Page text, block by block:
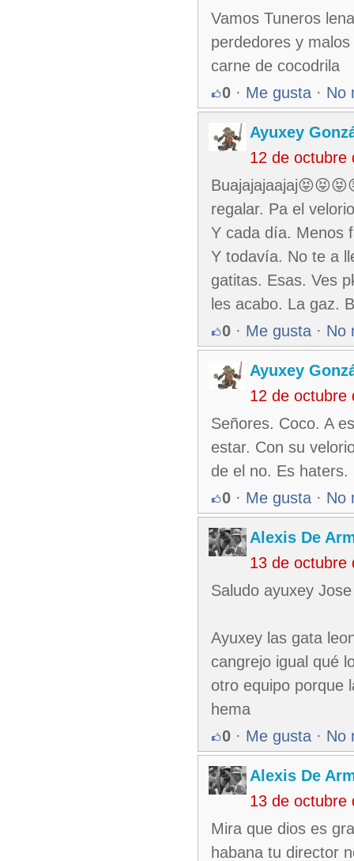
Vamos Tuneros
perdedores y
carne de cocodrila
0 · Me gusta · No
Ayuxey
12 de octubre
regalar. Pa el
Y cada día. Menos
Y todavía. No te a
gatitas. Esas. Ves
les acabo. La gaz.
0 · Me gusta · No
Ayuxey
12 de octubre
Señores. Coco. A
estar. Con su
de el no. Es
0 · Me gusta · No
Alexis De
13 de octubre
Saludo ayuxey
Ayuxey las gata
cangrejo igual qué
otro equipo porque
hema
0 · Me gusta · No
Alexis De
13 de octubre
Mira que dios es
habana tu director